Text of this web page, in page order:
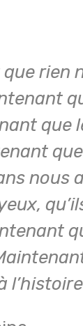
rien
que
nous